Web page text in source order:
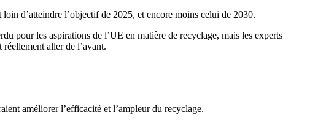
d’atteindre l’objectif de 2025, et encore moins celui de 2030.
pour les aspirations de l’UE en matière de recyclage, mais les experts
aller de l’avant.
améliorer l’efficacité et l’ampleur du recyclage.